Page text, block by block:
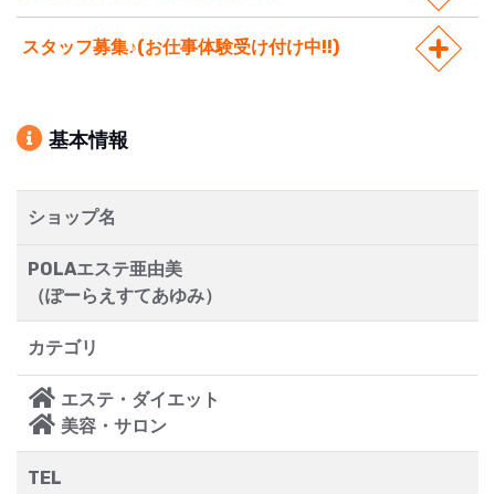
スタッフ募集♪(お仕事体験受け付け中!!)
基本情報
ショップ名
POLAエステ亜由美
（ぽーらえすてあゆみ）
カテゴリ
エステ・ダイエット
美容・サロン
TEL